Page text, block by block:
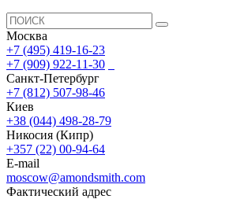
Москва
+7 (495) 419-16-23
+7 (909) 922-11-30
Санкт-Петербург
+7 (812) 507-98-46
Киев
+38 (044) 498-28-79
Никосия (Кипр)
+357 (22) 00-94-64
E-mail
moscow@amondsmith.com
Фактический адрес